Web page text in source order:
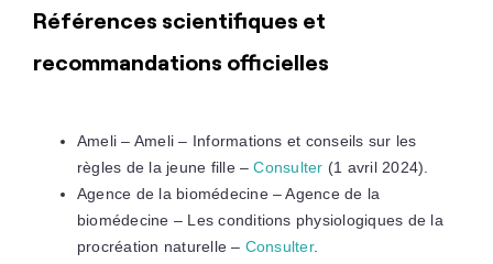
Références scientifiques et
recommandations officielles
Ameli – Ameli – Informations et conseils sur les
règles de la jeune fille –Consulter (1 avril 2024).
Agence de la biomédecine – Agence de la
biomédecine – Les conditions physiologiques de la
procréation naturelle – Consulter.